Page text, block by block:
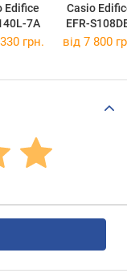
Edifice
7A
Casio
EFR-
2A
грн. від 7 800